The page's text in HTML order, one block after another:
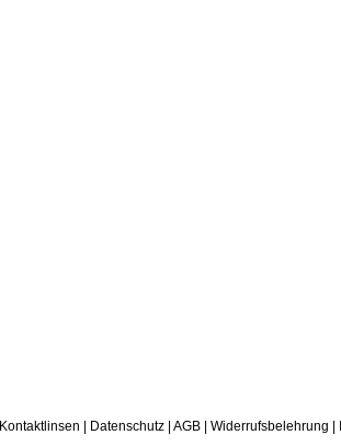
Kontaktlinsen Datenschutz AGB Widerrufsbelehrung